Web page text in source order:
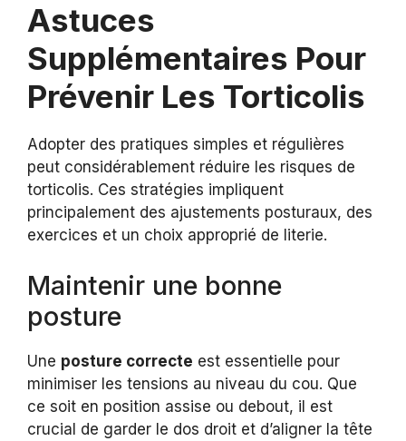
Astuces
Supplémentaires Pour
Prévenir Les Torticolis
Adopter des pratiques simples et régulières
peut considérablement réduire les risques de
torticolis. Ces stratégies impliquent
principalement des ajustements posturaux, des
exercices et un choix approprié de literie.
Maintenir une bonne
posture
Une posture correcte est essentielle pour
minimiser les tensions au niveau du cou. Que
ce soit en position assise ou debout, il est
crucial de garder le dos droit et d’aligner la tête